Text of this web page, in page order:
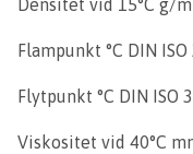
Densitet vid 15°C g/
Flampunkt °C DIN
Flytpunkt °C DIN ISO
Viskositet vid 40°C